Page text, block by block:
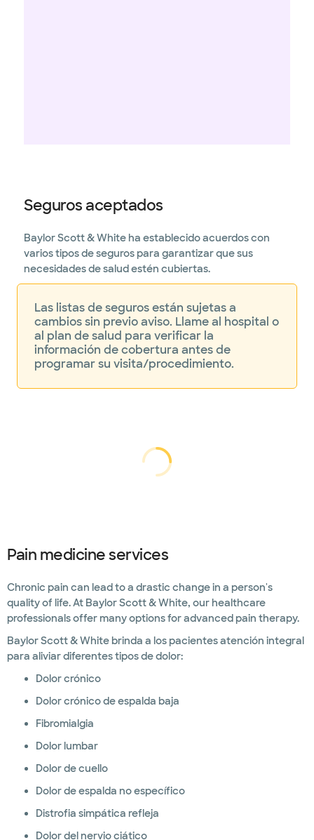
Seguros aceptados
Baylor Scott & White ha establecido acuerdos con
varios tipos de seguros para garantizar que sus
necesidades de salud estén cubiertas.
Las listas de seguros están sujetas a
cambios sin previo aviso. Llame al hospital o
al plan de salud para verificar la
información de cobertura antes de
programar su visita/procedimiento.
cargando...
cargando
Pain medicine services
Chronic pain can lead to a drastic change in a person's
quality of life. At Baylor Scott & White, our healthcare
professionals offer many options for advanced pain therapy.
Baylor Scott & White brinda a los pacientes atención integral
para aliviar diferentes tipos de dolor:
Dolor crónico
Dolor crónico de espalda baja
Fibromialgia
Dolor lumbar
Dolor de cuello
Dolor de espalda no específico
Distrofia simpática refleja
Dolor del nervio ciático